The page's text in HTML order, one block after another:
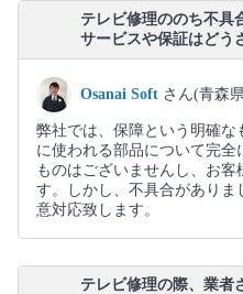
テレビ修理ののち不具
サービスや保証はどう
Osanai Soft さん(青森
弊社では、保障という明確
に使われる部品について完
ものはございませんし、お
す。しかし、不具合があり
意対応致します。
テレビ修理の際、業者